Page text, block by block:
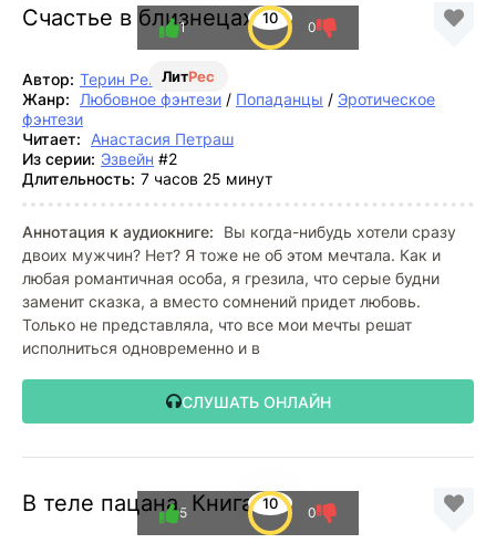
Счастье в близнецах
ЛитРес
10
1 0
Автор: Терин Рем
Жанр:
Любовное фэнтези / Попаданцы / Эротическое
фэнтези
Читает:
Анастасия Петраш
Из серии: Эзвейн #2
Длительность: 7 часов 25 минут
Аннотация к аудиокниге:
Вы когда-нибудь хотели сразу
двоих мужчин? Нет? Я тоже не об этом мечтала. Как и
любая романтичная особа, я грезила, что серые будни
заменит сказка, а вместо сомнений придет любовь.
Только не представляла, что все мои мечты решат
исполниться одновременно и в
СЛУШАТЬ ОНЛАЙН
В теле пацана. Книга 110
5 0